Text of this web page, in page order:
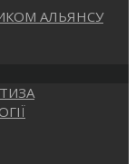
АЛЬЯНСУ